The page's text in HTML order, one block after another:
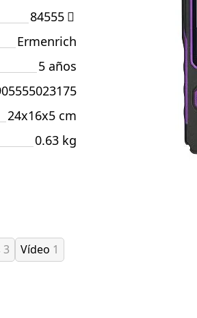
84555
Ermenrich
5 años
24x16x5 cm
0.63 kg
3 Vídeo 1